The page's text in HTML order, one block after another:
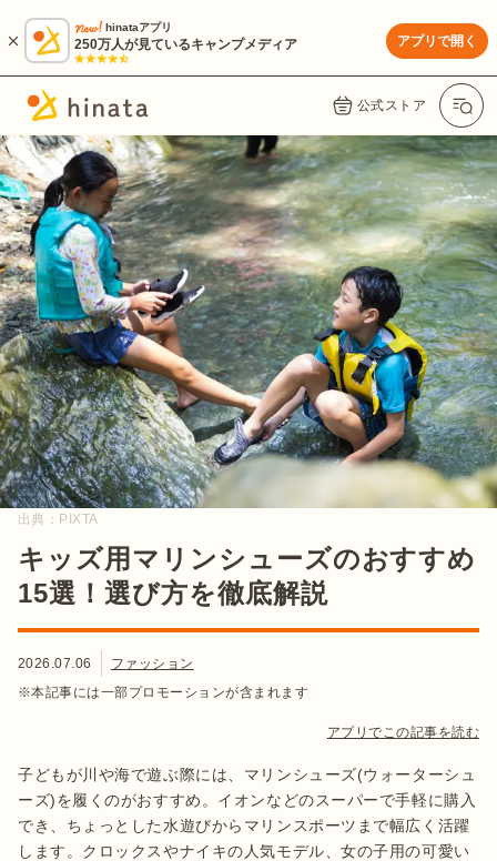
hinataアプリ
250万人が見ているキャンプメディア アプリで開く
公式ストア
出典： PIXTA
キッズ用マリンシューズのおすすめ
15選！選び方を徹底解説
2026.07.06
ファッション
※本記事には一部プロモーションが含まれます
アプリでこの記事を読む
子どもが川や海で遊ぶ際には、マリンシューズ(ウォーターシュ
ーズ)を履くのがおすすめ。イオンなどのスーパーで手軽に購入
でき、ちょっとした水遊びからマリンスポーツまで幅広く活躍
します。クロックスやナイキの人気モデル、女の子用の可愛い